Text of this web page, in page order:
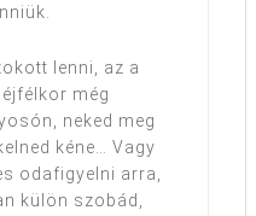
lenni, az a
még
neked meg
kéne… Vagy
odafigyelni arra,
külön szobád,